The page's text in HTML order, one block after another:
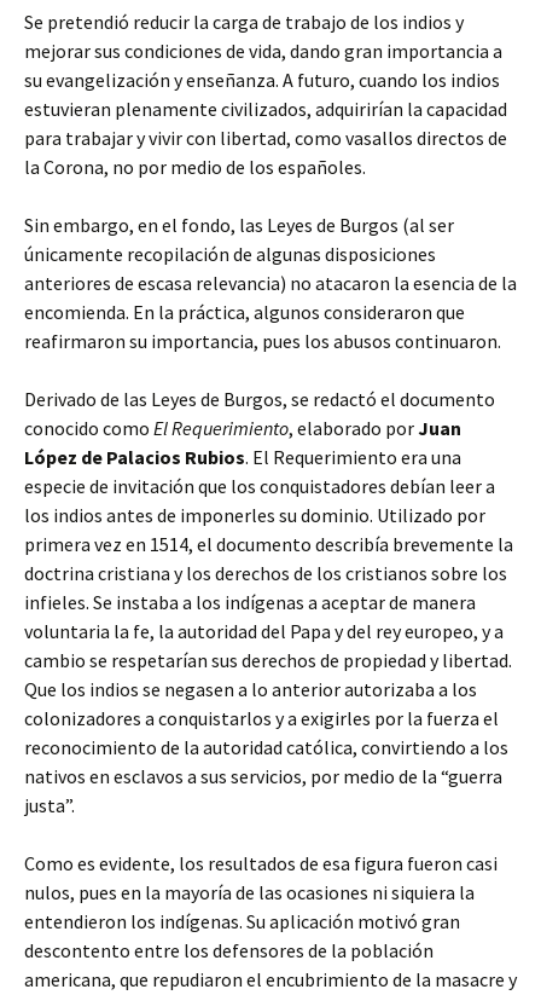
Se pretendió reducir la carga de trabajo de los indios y
mejorar sus condiciones de vida, dando gran importancia a
su evangelización y enseñanza. A futuro, cuando los indios
estuvieran plenamente civilizados, adquirirían la capacidad
para trabajar y vivir con libertad, como vasallos directos de
la Corona, no por medio de los españoles.
Sin embargo, en el fondo, las Leyes de Burgos (al ser
únicamente recopilación de algunas disposiciones
anteriores de escasa relevancia) no atacaron la esencia de la
encomienda. En la práctica, algunos consideraron que
reafirmaron su importancia, pues los abusos continuaron.
Derivado de las Leyes de Burgos, se redactó el documento
conocido como El Requerimiento, elaborado porJuan
López de Palacios Rubios. El Requerimiento era una
especie de invitación que los conquistadores debían leer a
los indios antes de imponerles su dominio. Utilizado por
primera vez en 1514, el documento describía brevemente la
doctrina cristiana y los derechos de los cristianos sobre los
infieles. Se instaba a los indígenas a aceptar de manera
voluntaria la fe, la autoridad del Papa y del rey europeo, y a
cambio se respetarían sus derechos de propiedad y libertad.
Que los indios se negasen a lo anterior autorizaba a los
colonizadores a conquistarlos y a exigirles por la fuerza el
reconocimiento de la autoridad católica, convirtiendo a los
nativos en esclavos a sus servicios, por medio de la “guerra
justa”.
Como es evidente, los resultados de esa figura fueron casi
nulos, pues en la mayoría de las ocasiones ni siquiera la
entendieron los indígenas. Su aplicación motivó gran
descontento entre los defensores de la población
americana, que repudiaron el encubrimiento de la masacre y